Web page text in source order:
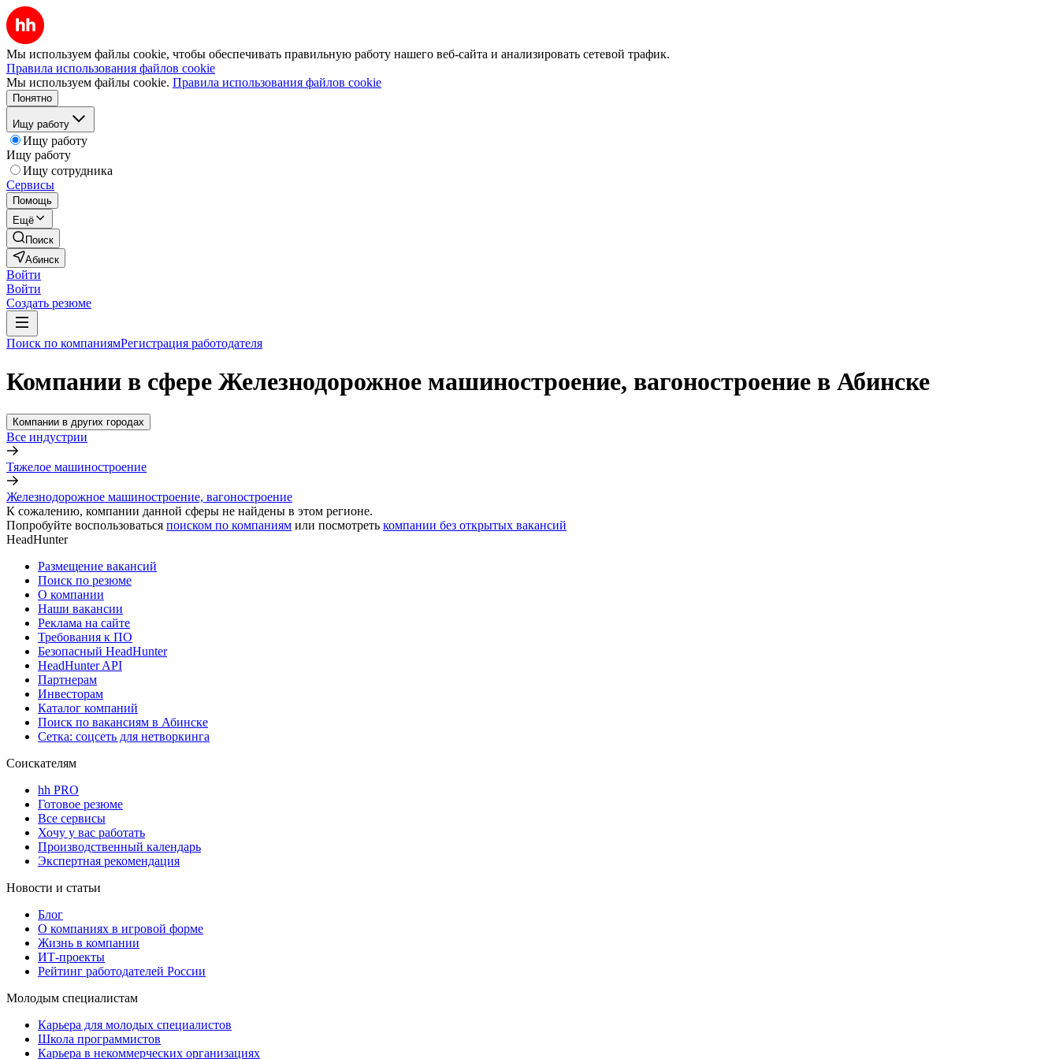
Мы используем файлы cookie, чтобы обеспечивать правильную работу нашего веб-сайта и анализировать сетевой трафик.
Правила использования файлов cookie
Мы используем файлы cookie. Правила использования файлов cookie
Понятно
Ищу работу
Ищу работу
Ищу работу
Ищу сотрудника
Сервисы
Помощь
Ещё
Поиск
Абинск
Войти
Войти
Создать резюме
Поиск по компаниямРегистрация работодателя
Компании в сфере Железнодорожное машиностроение, вагоностроение в Абинске
Компании в других городах
Все индустрии
Тяжелое машиностроение
Железнодорожное машиностроение, вагоностроение
К сожалению, компании данной сферы не найдены в этом регионе.
Попробуйте воспользоваться поиском по компаниям или посмотреть компании без открытых вакансий
HeadHunter
Размещение вакансий
Поиск по резюме
О компании
Наши вакансии
Реклама на сайте
Требования к ПО
Безопасный HeadHunter
HeadHunter API
Партнерам
Инвесторам
Каталог компаний
Поиск по вакансиям в Абинске
Сетка: соцсеть для нетворкинга
Соискателям
hh PRO
Готовое резюме
Все сервисы
Хочу у вас работать
Производственный календарь
Экспертная рекомендация
Новости и статьи
Блог
О компаниях в игровой форме
Жизнь в компании
ИТ-проекты
Рейтинг работодателей России
Молодым специалистам
Карьера для молодых специалистов
Школа программистов
Карьера в некоммерческих организациях